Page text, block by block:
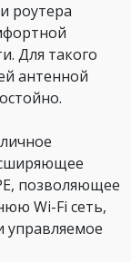
роутера
Для такого
антенной
позволяющее
Wi-Fi сеть,
управляемое